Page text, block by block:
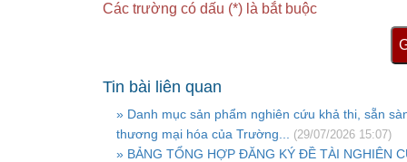
Các trường có dấu (*) là bắt buộc
Tin bài liên quan
» Danh mục sản phẩm nghiên cứu khả thi, sẵn
thương mại hóa của Trường... (29/07/2026 15:07)
» BẢNG TỔNG HỢP ĐĂNG KÝ ĐỀ TÀI NGHIÊN